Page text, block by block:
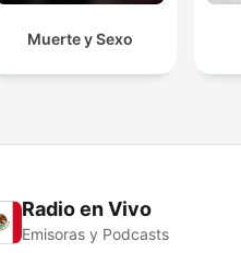
Muerte y Sexo
Radio en Vivo
Emisoras y Podcasts